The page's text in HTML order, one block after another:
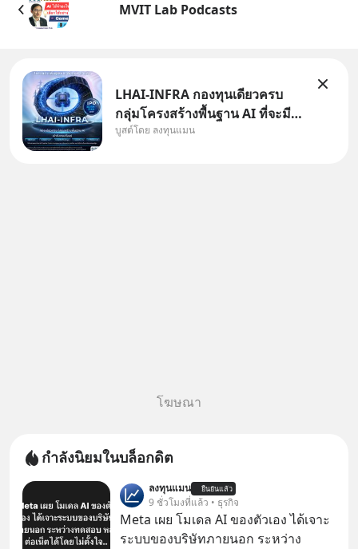
MVIT Lab Podcasts
LHAI-INFRA กองทุนเดียวครบ
กลุ่มโครงสร้างพื้นฐาน AI ที่จะมี
งบลงทุนครั้งใหญ่ในประวัติศาสตร์
บูสต์โดย ลงทุนแมน
โฆษณา
กำลังนิยมในบล็อกดิต
ลงทุนแมน ยืนยันแล้ว
9 ชั่วโมงที่แล้ว • ธุรกิจ
Meta เผย โมเดล AI ของตัวเอง ได้เจาะ
ระบบของบริษัทภายนอก ระหว่าง